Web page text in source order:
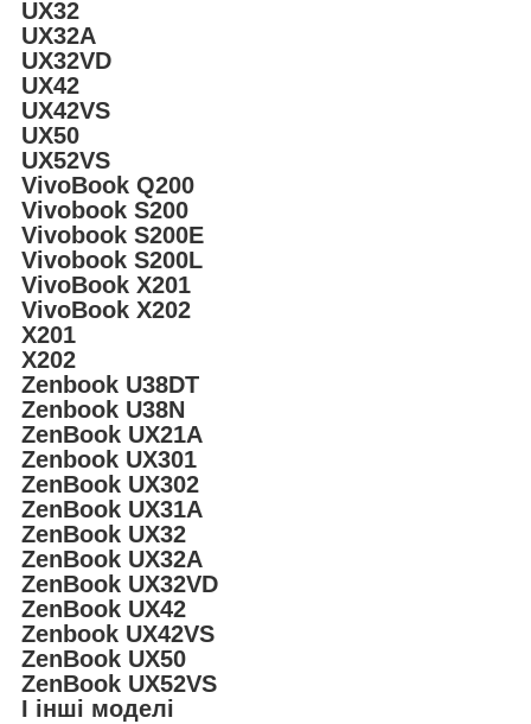
UX32
UX32A
UX32VD
UX42
UX42VS
UX50
UX52VS
VivoBook Q200
Vivobook S200
Vivobook S200E
Vivobook S200L
VivoBook X201
VivoBook X202
X201
X202
Zenbook U38DT
Zenbook U38N
ZenBook UX21A
Zenbook UX301
ZenBook UX302
ZenBook UX31A
ZenBook UX32
ZenBook UX32A
ZenBook UX32VD
ZenBook UX42
Zenbook UX42VS
ZenBook UX50
ZenBook UX52VS
І інші моделі